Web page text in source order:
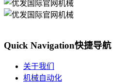
Quick Navigation快捷导航
关于我们
机械自动化